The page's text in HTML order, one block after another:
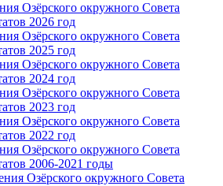
Озёрского окружного Совета
2026 год
Озёрского окружного Совета
2025 год
Озёрского окружного Совета
2024 год
Озёрского окружного Совета
2023 год
Озёрского окружного Совета
2022 год
Озёрского окружного Совета
2006-2021 годы
Озёрского окружного Совета